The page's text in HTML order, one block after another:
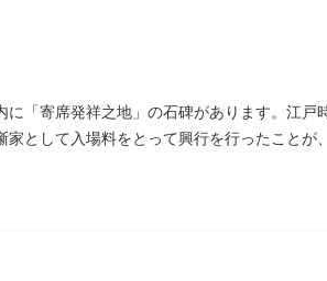
に「寄席発祥之地」の石碑があります。江
として入場料をとって興行を行ったことが